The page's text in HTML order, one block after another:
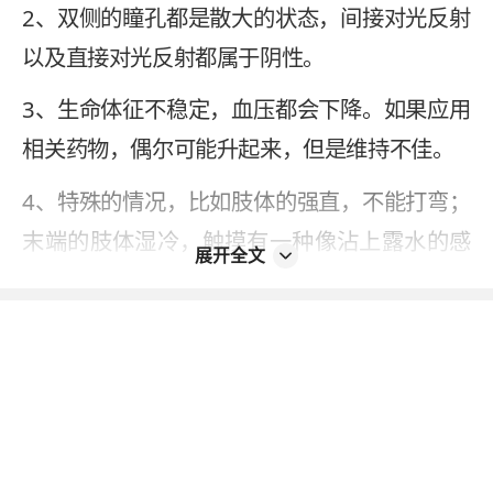
2、双侧的瞳孔都是散大的状态，间接对光反射
以及直接对光反射都属于阴性。
3、生命体征不稳定，血压都会下降。如果应用
相关药物，偶尔可能升起来，但是维持不佳。
4、特殊的情况，比如肢体的强直，不能打弯；
末端的肢体湿冷，触摸有一种像沾上露水的感
展开全文